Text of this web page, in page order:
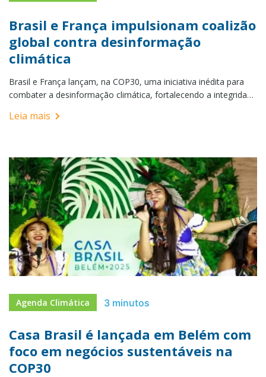
Brasil e França impulsionam coalizão
global contra desinformação
climática
Brasil e França lançam, na COP30, uma iniciativa inédita para
combater a desinformação climática, fortalecendo a integridade
na agenda oficial das negociações globais.
Leia mais
Agenda Climática 3 minutos
Casa Brasil é lançada em Belém com
foco em negócios sustentáveis na
COP30